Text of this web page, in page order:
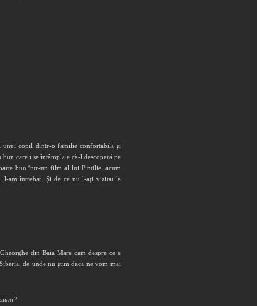
unui copil dintr-o familie confortabilă şi
care i se întâmplă e că-l descoperă pe
bun într-un film al lui Pintilie, acum
l-am întrebat: Şi de ce nu l-aţi vi­zitat la
din Baia Mare cam despre ce e
de unde nu ştim dacă ne vom mai